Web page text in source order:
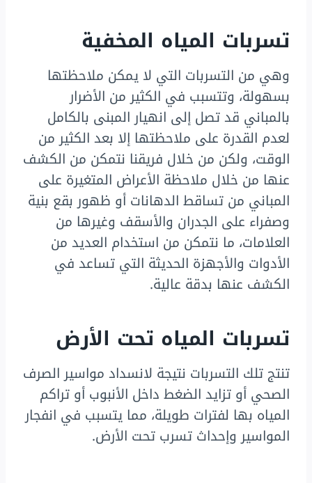
تسربات المياه المخفية
وهي من التسربات التي لا يمكن ملاحظتها
بسهولة، وتتسبب في الكثير من الأضرار
بالمباني قد تصل إلى انهيار المبنى بالكامل
لعدم القدرة على ملاحظتها إلا بعد الكثير من
الوقت، ولكن من خلال فريقنا نتمكن من الكشف
عنها من خلال ملاحظة الأعراض المتغيرة على
المباني من تساقط الدهانات أو ظهور بقع بنية
وصفراء على الجدران والأسقف وغيرها من
العلامات، ما نتمكن من استخدام العديد من
الأدوات والأجهزة الحديثة التي تساعد في
الكشف عنها بدقة عالية.
تسربات المياه تحت الأرض
تنتج تلك التسربات نتيجة لانسداد مواسير الصرف
الصحي أو تزايد الضغط داخل الأنبوب أو تراكم
المياه بها لفترات طويلة، مما يتسبب في انفجار
المواسير وإحداث تسرب تحت الأرض.